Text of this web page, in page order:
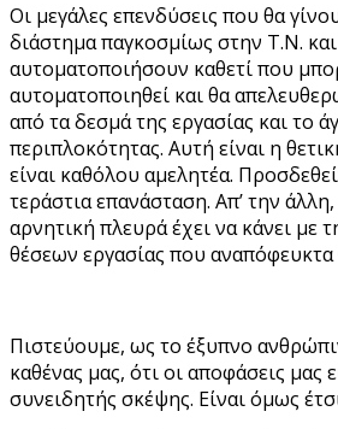
Οι μεγάλες επενδύσεις που θα
διάστημα παγκοσμίως στην Τ.Ν.
αυτοματοποιήσουν καθετί που
αυτοματοποιηθεί και θα
από τα δεσμά της εργασίας και το
περιπλοκότητας. Αυτή είναι η
είναι καθόλου αμελητέα.
τεράστια επανάσταση. Απ’ την
αρνητική πλευρά έχει να κάνει με
θέσεων εργασίας που αναπόφευκτα
Πιστεύουμε, ως το έξυπνο
καθένας μας, ότι οι αποφάσεις μας
συνειδητής σκέψης. Είναι όμως